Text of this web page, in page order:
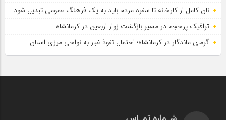
نان کامل از کارخانه تا سفره مردم باید به یک فرهنگ عمومی تبدیل شود
ترافیک پرحجم در مسیر بازگشت زوار اربعین در کرمانشاه
گرمای ماندگار در کرمانشاه؛ احتمال نفوذ غبار به نواحی مرزی استان